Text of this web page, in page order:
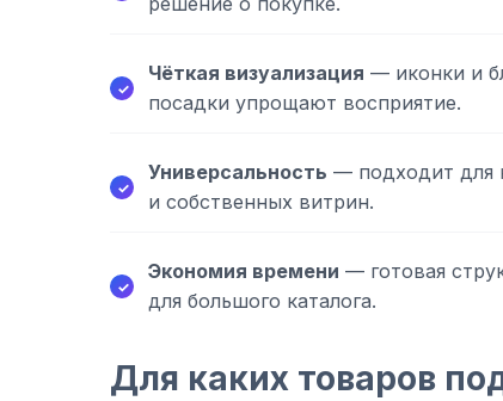
Чёткая визуализация — иконки и
посадки упрощают восприятие.
Универсальность — подходит для
и собственных витрин.
Экономия времени — готовая
для большого каталога.
Для каких товаров